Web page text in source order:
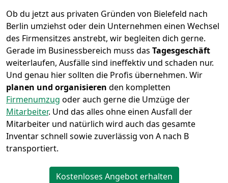
Ob du jetzt aus privaten Gründen von Bielefeld nach
Berlin umziehst oder dein Unternehmen einen Wechsel
des Firmensitzes anstrebt, wir begleiten dich gerne.
Gerade im Businessbereich muss das Tagesgeschäft
weiterlaufen, Ausfälle sind ineffektiv und schaden nur.
Und genau hier sollten die Profis übernehmen. Wir
planen und organisieren den kompletten
Firmenumzug oder auch gerne die Umzüge der
Mitarbeiter. Und das alles ohne einen Ausfall der
Mitarbeiter und natürlich wird auch das gesamte
Inventar schnell sowie zuverlässig von A nach B
transportiert.
Kostenloses Angebot erhalten